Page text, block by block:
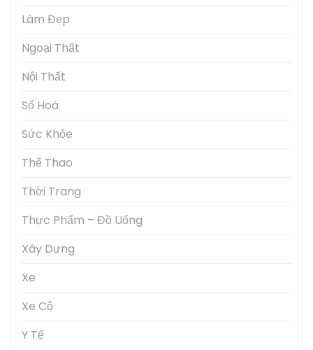
Làm Đẹp
Ngoại Thất
Nội Thất
Số Hoá
Sức Khỏe
Thể Thao
Thời Trang
Thực Phẩm – Đồ Uống
Xây Dựng
Xe
Xe Cộ
Y Tế